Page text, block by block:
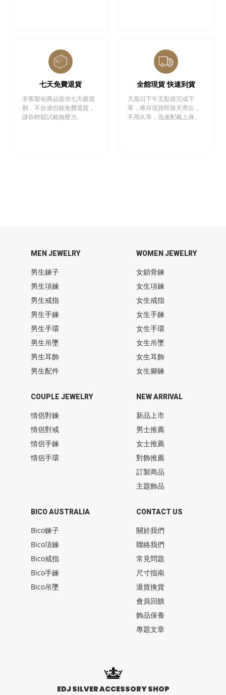
七天免費退貨
非客製化商品提供七天鑑賞
期，不合適也能免費退貨，
讓你輕鬆試戴無壓力。
全館現貨 快速到貨
凡當日下午五點前完成下
單，庫存現貨即當天寄出，
不用久等，迅速配戴上身。
MEN JEWELRY
男生鍊子
男生項鍊
男生戒指
男生手鍊
男生手環
男生吊墜
男生耳飾
男生配件
WOMEN JEWELRY
女鎖骨鍊
女生項鍊
女生戒指
女生手鍊
女生手環
女生吊墜
女生耳飾
女生腳鍊
COUPLE JEWELRY
情侶對鍊
情侶對戒
情侶手鍊
情侶手環
BICO AUSTRALIA
Bico鍊子
Bico項鍊
Bico戒指
Bico手鍊
Bico吊墜
NEW ARRIVAL
新品上市
男士推薦
女士推薦
對飾推薦
訂製商品
主題飾品
CONTACT US
關於我們
聯絡我們
常見問題
尺寸指南
退貨換貨
會員回饋
飾品保養
專題文章
EDJ SILVER ACCESSORY SHOP